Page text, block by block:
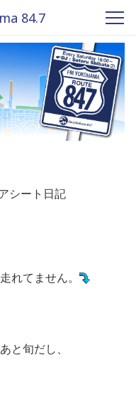
84.7
シート日記
れてません。
と旬だし、